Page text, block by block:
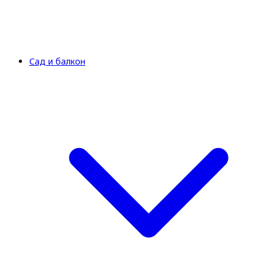
Сад и балкон